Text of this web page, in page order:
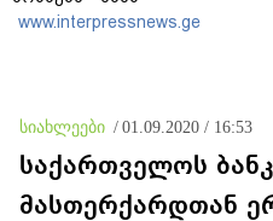
აუცილებლად სჭირდება
საზოგადოების სათანადო
www.interpressnews.ge
სიახლეები / 01.09.2020 / 16:53
საქართველოს
მასთერქარდთან